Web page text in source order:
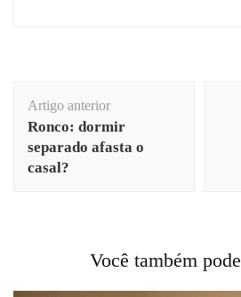
de
post
Artigo anterior
Ronco: dormir
separado afasta o
casal?
Você também